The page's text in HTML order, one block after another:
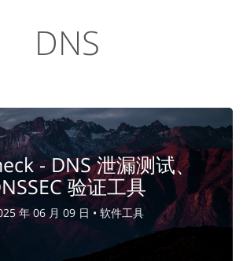
DNS
- DNS 泄漏测试、
验证工具
年 06 月 09 日 •软件工具